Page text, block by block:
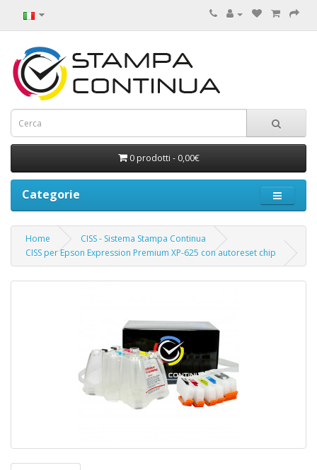
0 prodotti - 0,00€
Categorie
Home
CISS - Sistema Stampa Continua
CISS per Epson Expression Premium XP-625 con autoreset chip